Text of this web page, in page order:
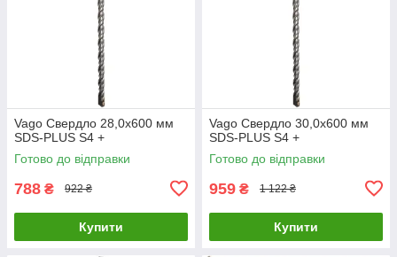
Vago Свердло 28,0х600 мм
SDS-PLUS S4 +
Готово до відправки
788 ₴ 922 ₴
Купити
Vago Свердло 30,0х600 мм
SDS-PLUS S4 +
Готово до відправки
959 ₴ 1 122 ₴
Купити